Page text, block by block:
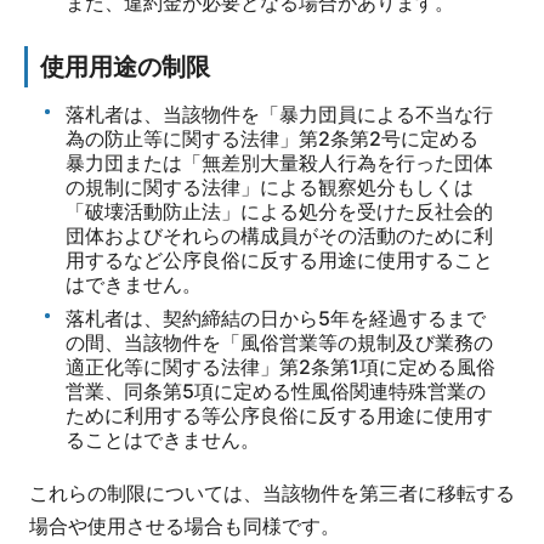
使用用途の制限
落札者は、当該物件を「暴力団員による不当な行
為の防止等に関する法律」第2条第2号に定める
暴力団または「無差別大量殺人行為を行った団体
の規制に関する法律」による観察処分もしくは
「破壊活動防止法」による処分を受けた反社会的
団体およびそれらの構成員がその活動のために利
用するなど公序良俗に反する用途に使用すること
はできません。
落札者は、契約締結の日から5年を経過するまで
の間、当該物件を「風俗営業等の規制及び業務の
適正化等に関する法律」第2条第1項に定める風俗
営業、同条第5項に定める性風俗関連特殊営業の
ために利用する等公序良俗に反する用途に使用す
ることはできません。
これらの制限については、当該物件を第三者に移転する
場合や使用させる場合も同様です。